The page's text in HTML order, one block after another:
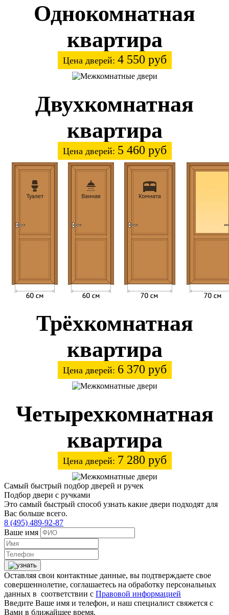
Однокомнатная
квартира
Цена дверей: 4 550 руб
Двухкомнатная
квартира
Цена дверей: 5 460 руб
Трёхкомнатная
квартира
Цена дверей: 6 370 руб
Четырехкомнатная
квартира
Цена дверей: 7 280 руб
Самый быстрый подбор дверей и ручек
Подбор двери с ручками
Это самый быстрый способ узнать какие двери подходят для
Вас больше всего.
8 (495) 489-92-87
Ваше имя
Оставляя свои контактные данные, вы подтверждаете свое
совершеннолетие, соглашаетесь на обработку персональных
данных в соответствии с Правовой информацией
Введите Ваше имя и телефон, и наш специалист свяжется с
Вами в ближайшее время.